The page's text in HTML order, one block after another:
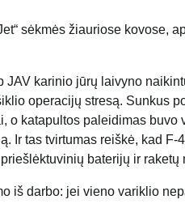
sėkmės žiauriose kovose,
karinio jūrų laivyno
operacijų stresą. Sunkus
katapultos paleidimas buvo
Ir tas tvirtumas reiškė, kad F-
baterijų ir raketų
iš darbo: jei vieno variklio